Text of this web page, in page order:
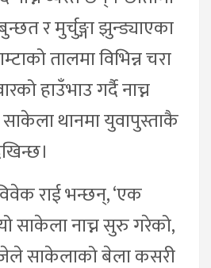
र मुर्चुङ्गा झुन्ड्याएका
तालमा विभिन्न चरा
हाउँभाउ गर्दै नाच्न
थानमा युवापुस्ताकै
राई भन्छन्, ‘एक
साकेला नाच्न सुरु गरेको,
साकेलाको बेला कसरी